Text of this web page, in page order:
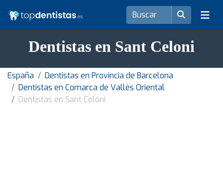
Dentistas en Sant Celoni
España
Dentistas en Provincia de Barcelona
Dentistas en Comarca de Vallès Oriental
Dentistas en Sant Celoni